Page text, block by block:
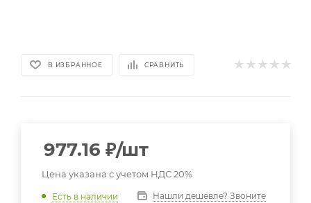
В ИЗБРАННОЕ СРАВНИТЬ
977.16 ₽/шт
Цена указана с учетом НДС 20%
Есть в наличии Нашли дешевле? Звоните